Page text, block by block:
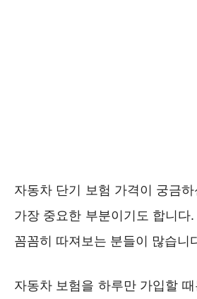
자동차 단기 보험 가격이 궁금
가장 중요한 부분이기도 합니
꼼꼼히 따져보는 분들이 많습니
자동차 보험을 하루만 가입할